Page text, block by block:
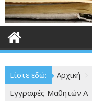
Είστε εδώ:
Αρχική
Εγγραφές Μαθητών Α